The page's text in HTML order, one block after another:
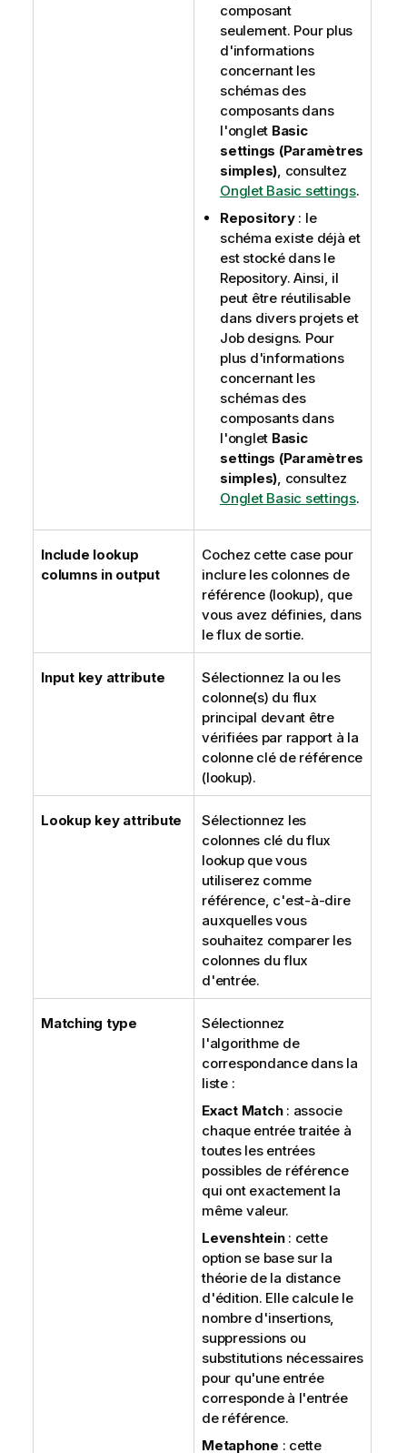
composant
seulement. Pour plus
d'informations
concernant les
schémas des
composants dans
l'onglet Basic
settings (Paramètres
simples), consultez
Onglet Basic settings.
Repository: le
schéma existe déjà et
est stocké dans le
Repository. Ainsi, il
peut être réutilisable
dans divers projets et
Job designs. Pour
plus d'informations
concernant les
schémas des
composants dans
l'onglet Basic
settings (Paramètres
simples), consultez
Onglet Basic settings.
Include lookup
columns in output
Cochez cette case pour
inclure les colonnes de
référence (lookup), que
vous avez définies, dans
le flux de sortie.
Input key attribute
Sélectionnez la ou les
colonne(s) du flux
principal devant être
vérifiées par rapport à la
colonne clé de référence
(lookup).
Lookup key attribute
Sélectionnez les
colonnes clé du flux
lookup que vous
utiliserez comme
référence, c'est-à-dire
auxquelles vous
souhaitez comparer les
colonnes du flux
d'entrée.
Matching type
Sélectionnez
l'algorithme de
correspondance dans la
liste :
Exact Match: associe
chaque entrée traitée à
toutes les entrées
possibles de référence
qui ont exactement la
même valeur.
Levenshtein: cette
option se base sur la
théorie de la distance
d'édition. Elle calcule le
nombre d'insertions,
suppressions ou
substitutions nécessaires
pour qu'une entrée
corresponde à l'entrée
de référence.
Metaphone : cette